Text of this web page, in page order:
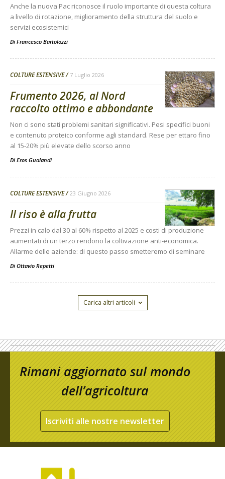
Anche la nuova Pac riconosce il ruolo importante di questa coltura
a livello di rotazione, miglioramento della struttura del suolo e
servizi ecosistemici
Di Francesco Bartolozzi
COLTURE ESTENSIVE 7 Luglio 2026
Frumento 2026, al Nord
raccolto ottimo e abbondante
Non ci sono stati problemi sanitari significativi. Pesi specifici buoni
e contenuto proteico conforme agli standard. Rese per ettaro fino
al 15-20% più elevate dello scorso anno
Di Eros Gualandi
COLTURE ESTENSIVE 23 Giugno 2026
Il riso è alla frutta
Prezzi in calo dal 30 al 60% rispetto al 2025 e costi di produzione
aumentati di un terzo rendono la coltivazione anti-economica.
Allarme delle aziende: di questo passo smetteremo di seminare
Di Ottavio Repetti
Carica altri articoli
Rimani aggiornato sul mondo
dell’agricoltura
Iscriviti alle nostre newsletter